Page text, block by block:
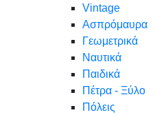
Vintage
Ασπρόμαυρα
Γεωμετρικά
Ναυτικά
Παιδικά
Πέτρα - Ξύλο
Πόλεις